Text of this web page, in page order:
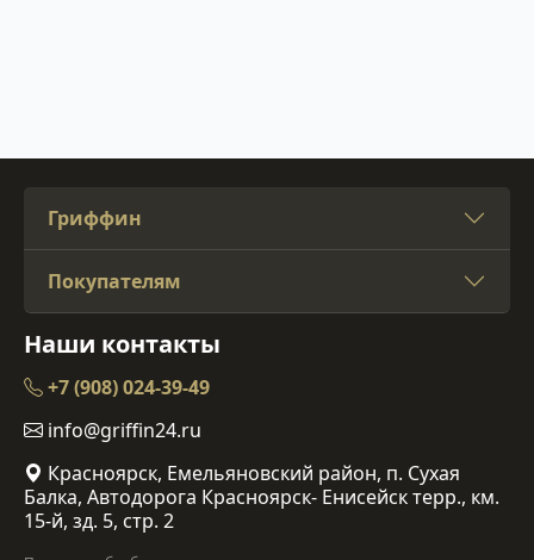
Гриффин
Покупателям
Наши контакты
+7 (908) 024-39-49
info@griffin24.ru
Красноярск, Емельяновский район, п. Сухая
Балка, Автодорога Красноярск- Енисейск терр., км.
15-й, зд. 5, стр. 2